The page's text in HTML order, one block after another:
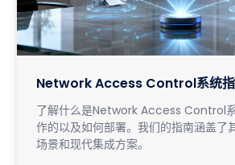
Network Access Control系统
了解什么是Network Access Control
作的以及如何部署。我们的指南涵盖了
场景和现代集成方案。